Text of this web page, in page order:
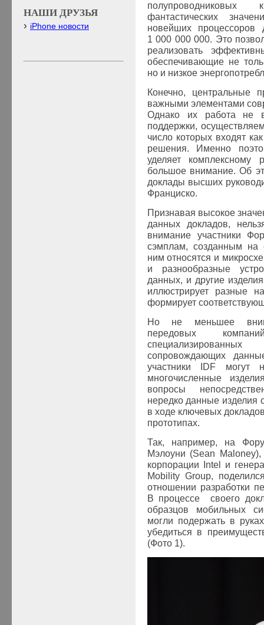
фантастических
новейших
1 000 000 000. Это
реализовать
обеспечивающие не
но и низкое
Конечно, центральные
важными элементами
Однако их работа не
поддержки,
число которых входят
решения. Именно
уделяет комплексному
большое внимание. Об
доклады высших
Франциско.
Признавая высокое
данных докладов,
внимание участники
сэмплам, созданным на
ним относятся и
и разнообразные
данных, и другие
иллюстрирует разные
формирует
Но не меньшее
передовых
сопровождающих
участники
IDF могут
многочисленные
вопросы
нередко данные изделия
в ходе ключевых
прототипах.
Так, например, на
Мэлоуни (Sean Maloney),
корпорации Intel и
Mobility Group,
отношении разработки
В процессе своего
образцов мобильных
могли подержать в
убедиться в
(Фото 1).
НАШИ ДРУЗЬЯ
iPhone новости